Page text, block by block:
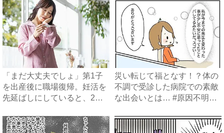
「まだ大丈夫でしょ」第1子
を出産後に職場復帰。妊活を
先延ばしにしていると、2人
災い転じて福となす！？体の
不調で受診した病院での素敵
な出会いとは… #原因不明